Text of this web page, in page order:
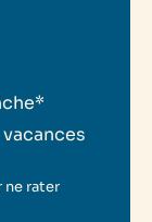
ne rater